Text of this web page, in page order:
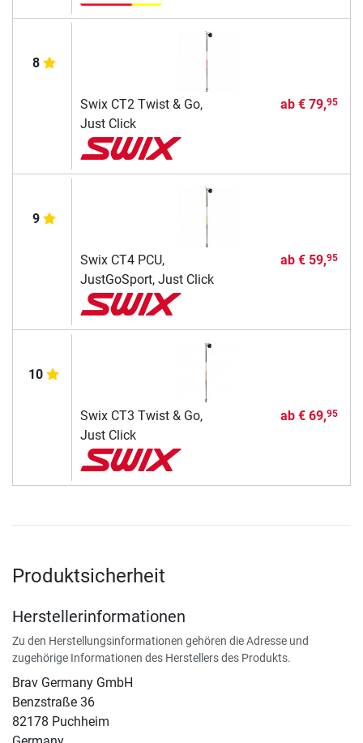
8
Swix CT2 Twist & Go,
Just Click
ab € 79,95
9
Swix CT4 PCU,
JustGoSport, Just Click
ab € 59,95
10
Swix CT3 Twist & Go,
Just Click
ab € 69,95
Produktsicherheit
Herstellerinformationen
Zu den Herstellungsinformationen gehören die Adresse und
zugehörige Informationen des Herstellers des Produkts.
Brav Germany GmbH
Benzstraße 36
82178 Puchheim